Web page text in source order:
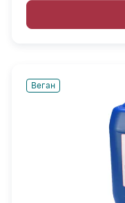
Веган